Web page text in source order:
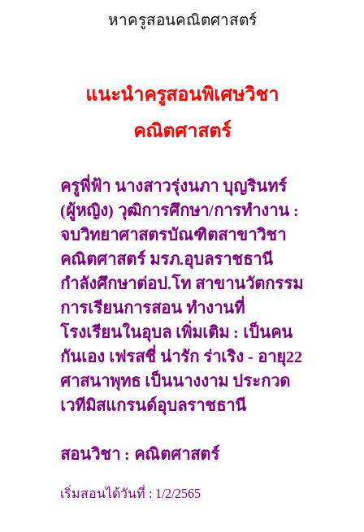
หาครูสอนคณิตศาสตร์
แนะนำครูสอนพิเศษวิชา
คณิตศาสตร์
ครูพี่ฟ้า นางสาวรุ่งนภา บุญรินทร์
(ผู้หญิง) วุฒิการศึกษา/การทำงาน :
จบวิทยาศาสตรบัณฑิตสาขาวิชา
คณิตศาสตร์ มรภ.อุบลราชธานี
กำลังศึกษาต่อป.โท สาขานวัตกรรม
การเรียนการสอน ทำงานที่
โรงเรียนในอุบล เพิ่มเติม : เป็นคน
กันเอง เฟรสชี่ น่ารัก ร่าเริง - อายุ22
ศาสนาพุทธ เป็นนางงาม ประกวด
เวทีมิสแกรนด์อุบลราชธานี
สอนวิชา : คณิตศาสตร์
เริ่มสอนได้วันที่ : 1/2/2565